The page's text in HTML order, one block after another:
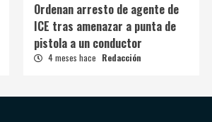
Ordenan arresto de agente de
ICE tras amenazar a punta de
pistola a un conductor
4 meses hace Redacción